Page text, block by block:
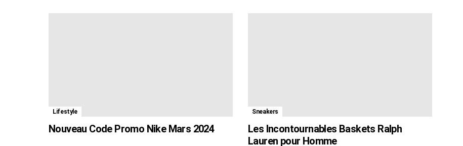
Lifestyle
Nouveau Code Promo Nike Mars 2024
Sneakers
Les Incontournables Baskets Ralph
Lauren pour Homme